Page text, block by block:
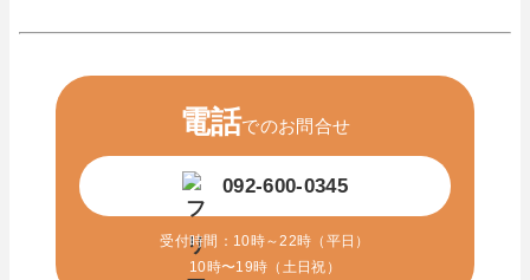
電話でのお問合せ
092-600-0345
受付時間：10時～22時（平日）
10時〜19時（土日祝）